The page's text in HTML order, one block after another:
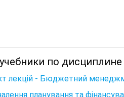
по
лекцій - Бюджетний
планування та